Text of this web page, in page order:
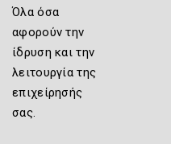
Όλα όσα
αφορούν την
ίδρυση και την
λειτουργία της
επιχείρησής
σας.